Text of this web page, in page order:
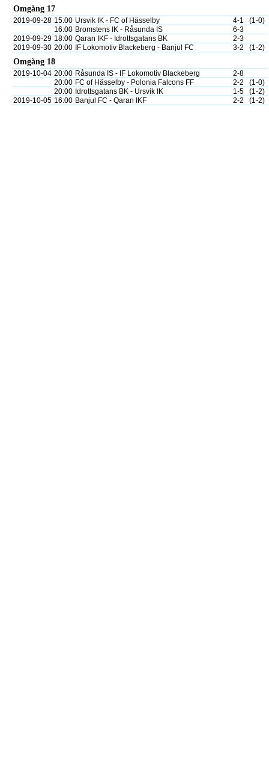
Omgång 17
2019-09-28 15:00 Ursvik IK - FC of Hässelby 4-1
(1-0)
16:00 Bromstens IK - Råsunda IS
6-3
2019-09-29 18:00 Qaran IKF - Idrottsgatans BK
2-3
2019-09-30 20:00 IF Lokomotiv Blackeberg - Banjul FC 3-2 (1-2)
Omgång 18
2019-10-04 20:00 Råsunda IS - IF Lokomotiv Blackeberg
2-8
20:00 FC of Hässelby - Polonia Falcons FF 2-2
(1-0)
20:00 Idrottsgatans BK - Ursvik IK 1-5
(1-2)
2019-10-05 16:00 Banjul FC - Qaran IKF 2-2 (1-2)